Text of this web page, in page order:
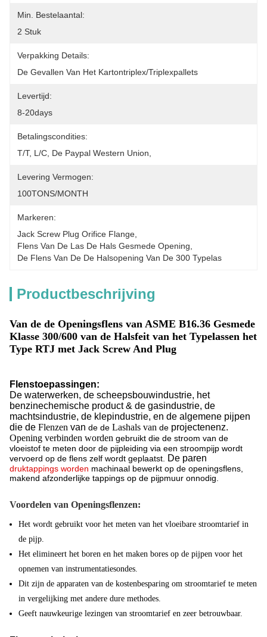
Min. Bestelaantal:
2 Stuk
Verpakking Details:
De Gevallen Van Het Kartontriplex/triplexpallets
Levertijd:
8-20days
Betalingscondities:
T/T, L/C, De Paypal Western Union,
Levering Vermogen:
100TONS/MONTH
Markeren:
Jack Screw Plug Orifice Flange
Flens Van De Las De Hals Gesmede Opening
De Flens Van De De Halsopening Van De 300 Typelas
Productbeschrijving
Van de de Openingsflens van ASME B16.36 Gesmede
Klasse 300/600 van de Halsfeit van het Typelassen het
Type RTJ met Jack Screw And Plug
Flenstoepassingen:
De waterwerken, de scheepsbouwindustrie, het
benzinechemische product & de gasindustrie, de
machtsindustrie, de klepindustrie, en de algemene pijpen
die de Flenzen van de de Lashals van de projectenenz.
Opening verbinden worden gebruikt die de stroom van de
vloeistof te meten door de pijpleiding via een stroompijp wordt
vervoerd op de flens zelf wordt geplaatst.
De paren
druktappings worden machinaal bewerkt op de openingsflens,
makend afzonderlijke tappings op de pijpmuur onnodig.
Voordelen van Openingsflenzen:
Het wordt gebruikt voor het meten van het vloeibare stroomtarief in
de pijp.
Het elimineert het boren en het maken bores op de pijpen voor het
opnemen van instrumentatiesondes.
Dit zijn de apparaten van de kostenbesparing om stroomtarief te meten
in vergelijking met andere dure methodes.
Geeft nauwkeurige lezingen van stroomtarief en zeer betrouwbaar.